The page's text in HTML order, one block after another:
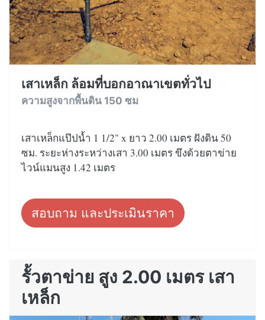
เสาเหล็ก ล้อมที่บอกอาณาเขตทั่วไป
ความสูงจากพื้นดิน 150 ซม
เสาเหล็กแป๊ปน้ำ 1 1/2" x ยาว 2.00 เมตร ฝังดิน 50
ซม. ระยะห่างระหว่างเสา 3.00 เมตร ขึงด้วยตาข่าย
ไวน์แมนสูง 1.42 เมตร
สอบถาม และประเมินราคา
รั้วตาข่าย สูง 2.00 เมตร เสา
เหล็ก